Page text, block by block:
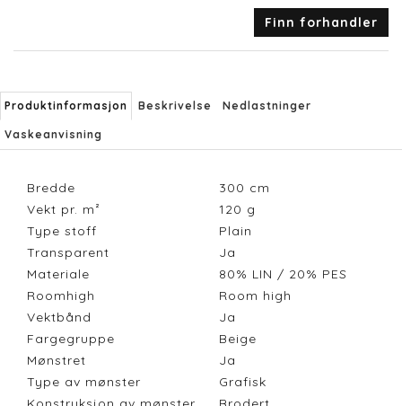
Finn forhandler
Produktinformasjon Beskrivelse Nedlastninger
Vaskeanvisning
Bredde 300 cm
Vekt pr. m²
120 g
Type stoff
Plain
Transparent
Ja
Materiale
80% LIN / 20% PES
Roomhigh
Room high
Vektbånd
Ja
Fargegruppe
Beige
Mønstret
Ja
Type av mønster
Grafisk